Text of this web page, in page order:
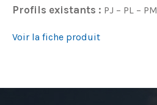
Profils existants : PJ – PL – PM
Voir la fiche produit